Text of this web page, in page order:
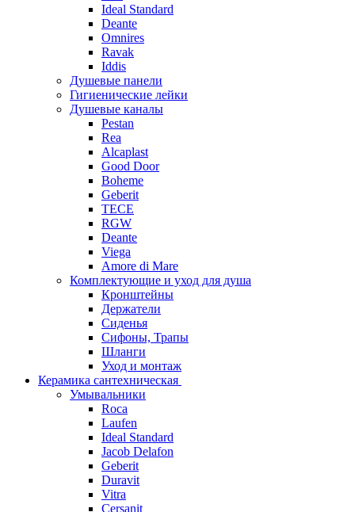
Ideal Standard
Deante
Omnires
Ravak
Iddis
Душевые панели
Гигиенические лейки
Душевые каналы
Pestan
Rea
Alcaplast
Good Door
Boheme
Geberit
TECE
RGW
Deante
Viega
Amore di Mare
Комплектующие и уход для душа
Кронштейны
Держатели
Сиденья
Сифоны, Трапы
Шланги
Уход и монтаж
Керамика сантехническая
Умывальники
Roca
Laufen
Ideal Standard
Jacob Delafon
Geberit
Duravit
Vitra
Cersanit